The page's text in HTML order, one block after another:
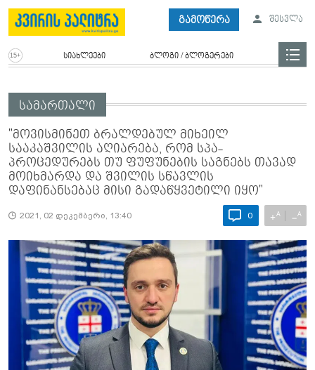
გამოწერა შესვლა
სიახლეები ბლოგი / ბლოგერები
სამართალი
"მოვისმინეთ ბრალდებულ მიხეილ
სააკაშვილის აღიარება, რომ სპა-
პროცედურებს თუ ფუფუნების საგნებს თავად
მოიხმარდა და შვილის სწავლის
დაფინანსებაც მისი გადაწყვეტილი იყო"
2021, 02 დეკემბერი, 13:40 0 +A −A